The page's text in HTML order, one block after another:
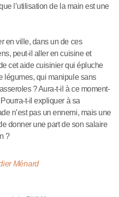
l’utilisation de la main est une
en ville, dans un de ces
peut-il aller en cuisine et
cet aide cuisinier qui épluche
légumes, qui manipule sans
? Aura-t-il à ce moment-
t-il expliquer à sa
n’est pas un ennemi, mais une
donner une part de son salaire
?
Ménard